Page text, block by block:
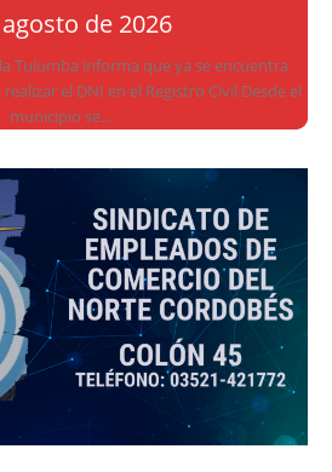
de 2026
Tulumba informa que ya se encuentra
el DNI en el Registro Civil.Desde el
municipio se...